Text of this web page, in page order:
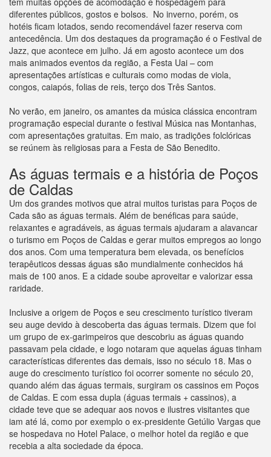
diferentes públicos, gostos e bolsos. No inverno, porém, os
hotéis ficam lotados, sendo recomendável fazer reserva com
antecedência. Um dos destaques da programação é o Festival de
Jazz, que acontece em julho. Já em agosto acontece um dos
mais animados eventos da região, a Festa Uai – com
apresentações artísticas e culturais como modas de viola,
congos, caiapós, folias de reis, terço dos Três Santos.
No verão, em janeiro, os amantes da música clássica encontram
programação especial durante o festival Música nas Montanhas,
com apresentações gratuitas. Em maio, as tradições folclóricas
se reúnem às religiosas para a Festa de São Benedito.
As águas termais e a história de Poços
de Caldas
Um dos grandes motivos que atrai muitos turistas para Poços de
Cada são as águas termais. Além de benéficas para saúde,
relaxantes e agradáveis, as águas termais ajudaram a alavancar
o turismo em Poços de Caldas e gerar muitos empregos ao longo
dos anos. Com uma temperatura bem elevada, os benefícios
terapêuticos dessas águas são mundialmente conhecidos há
mais de 100 anos. E a cidade soube aproveitar e valorizar essa
raridade.
Inclusive a origem de Poços e seu crescimento turístico tiveram
seu auge devido à descoberta das águas termais. Dizem que foi
um grupo de ex-garimpeiros que descobriu as águas quando
passavam pela cidade, e logo notaram que aquelas águas tinham
características diferentes das demais, isso no século 18. Mas o
auge do crescimento turístico foi ocorrer somente no século 20,
quando além das águas termais, surgiram os cassinos em Poços
de Caldas. E com essa dupla (águas termais + cassinos), a
cidade teve que se adequar aos novos e ilustres visitantes que
iam até lá, como por exemplo o ex-presidente Getúlio Vargas que
se hospedava no Hotel Palace, o melhor hotel da região e que
recebia a alta sociedade da época.